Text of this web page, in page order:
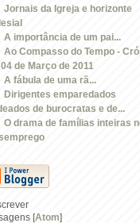
Jornais da Igreja e horizonte
A importância de um pai...
Ao Compasso do Tempo -
de Março de 2011
A fábula de uma rã...
Dirigentes emparedados
de burocratas e de...
O drama de famílias inteiras
[Atom]